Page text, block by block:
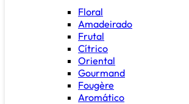
Floral
Amadeirado
Frutal
Cítrico
Oriental
Gourmand
Fougère
Aromático